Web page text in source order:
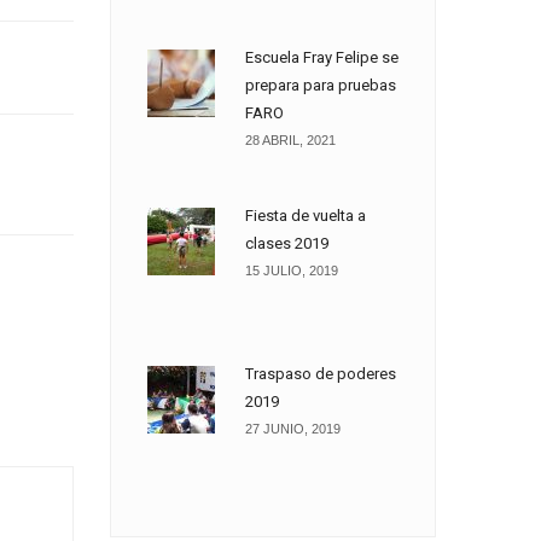
Escuela Fray Felipe se
prepara para pruebas
FARO
28 ABRIL, 2021
Fiesta de vuelta a
clases 2019
15 JULIO, 2019
Traspaso de poderes
2019
27 JUNIO, 2019